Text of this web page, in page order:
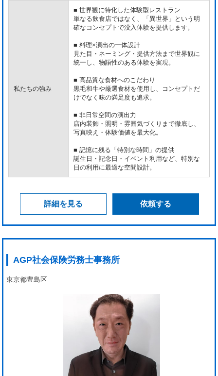
私たちの強み
■ 世界観に特化した体験型レストラン
単なる飲食店ではなく、「異世界」という明
確なコンセプトで没入体験を提供します。
■ 料理×演出の一体設計
見た目・ネーミング・提供方法まで世界観に
統一し、物語性のある体験を実現。
■ 高品質な食材へのこだわり
黒毛和牛や厳選食材を使用し、コンセプトだ
けでなく味の満足度も追求。
■ 非日常空間の演出力
店内装飾・照明・雰囲気づくりまで徹底し、
写真映え・体験価値を最大化。
■ 記憶に残る「特別な時間」の提供
誕生日・記念日・イベント利用など、特別な
日の利用に最適な空間設計。
詳細を見る 依頼する
AGP社会保険労務士事務所
東京都豊島区